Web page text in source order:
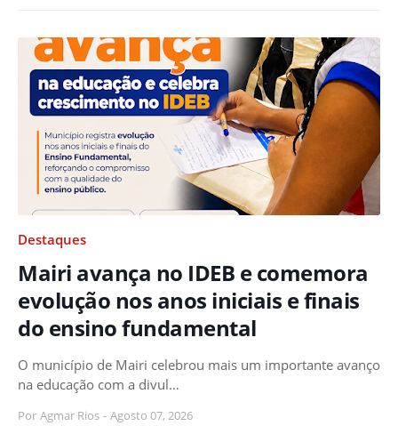
Destaques
Mairi avança no IDEB e comemora
evolução nos anos iniciais e finais
do ensino fundamental
O município de Mairi celebrou mais um importante avanço
na educação com a divul…
Por Agmar Rios - Agosto 07, 2026